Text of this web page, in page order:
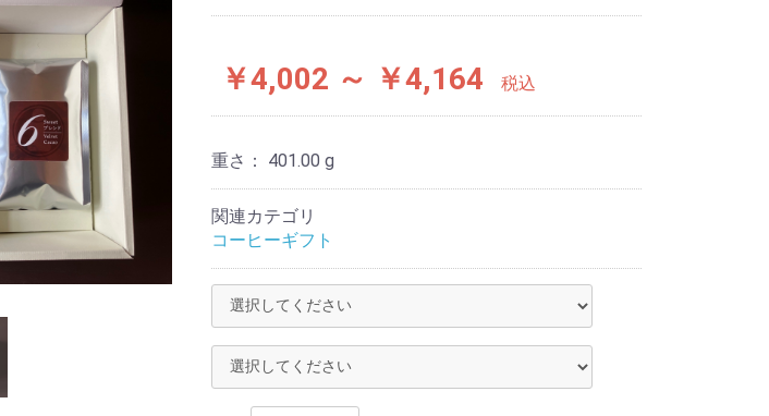
￥4,002 ～ ￥4,164 税込
重さ： 401.00 g
関連カテゴリ
コーヒーギフト